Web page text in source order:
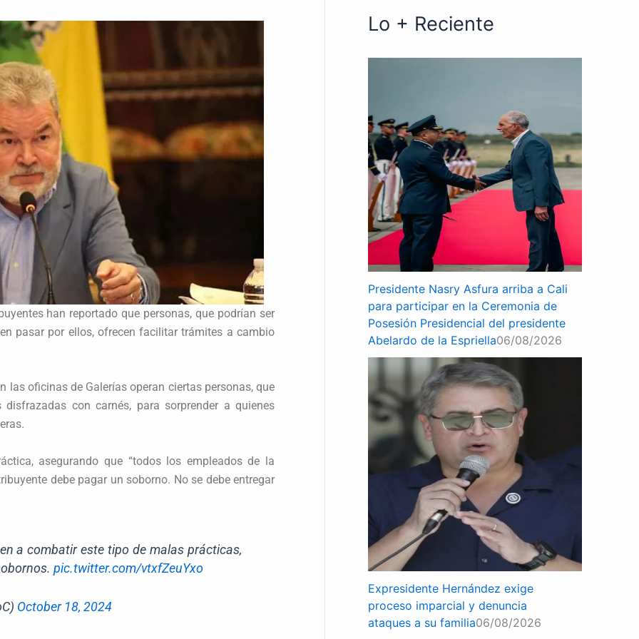
han reportado que personas, que podrían ser
pasar por ellos, ofrecen facilitar trámites a cambio
las oficinas de Galerías operan ciertas personas, que
con carnés, para sorprender a quienes
asegurando que “todos los empleados de la
debe pagar un soborno. No se debe entregar
a combatir este tipo de malas prácticas,
pic.twitter.com/vtxfZeuYxo
October 18, 2024
Lo + Reciente
Presidente Nasry Asfura arriba a Cali
para participar en la Ceremonia de
Posesión Presidencial del presidente
Abelardo de la Espriella06/08/2026
Expresidente Hernández exige
proceso imparcial y denuncia
ataques a su familia06/08/2026